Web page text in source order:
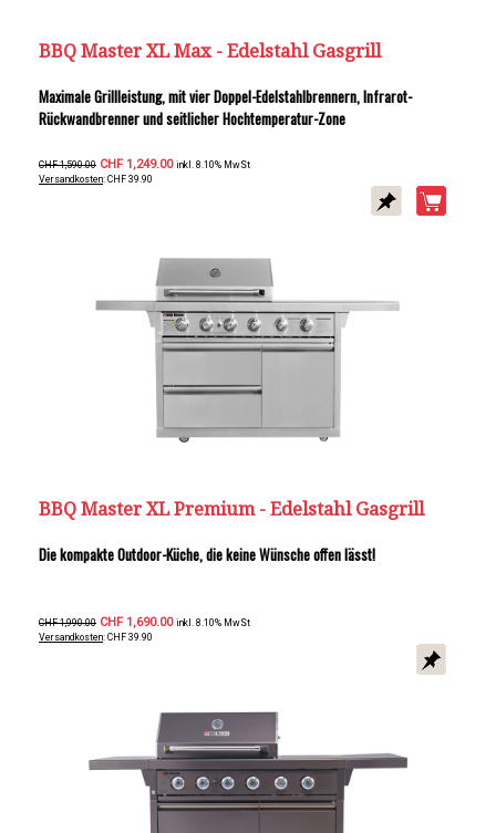
BBQ Master XL Max - Edelstahl Gasgrill
Maximale Grillleistung, mit vier Doppel-Edelstahlbrennern, Infrarot-
Rückwandbrenner und seitlicher Hochtemperatur-Zone
CHF 1,590.00 CHF 1,249.00 inkl. 8.10% MwSt
Versandkosten: CHF 39.90
BBQ Master XL Premium - Edelstahl Gasgrill
Die kompakte Outdoor-Küche, die keine Wünsche offen lässt!
CHF 1,990.00 CHF 1,690.00 inkl. 8.10% MwSt
Versandkosten: CHF 39.90